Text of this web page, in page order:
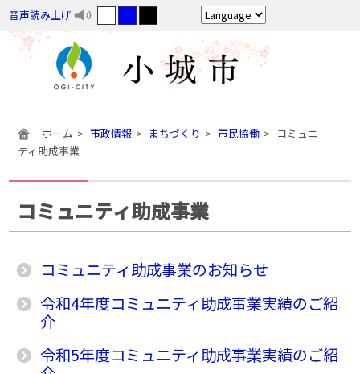
音声読み上げ
ホーム 市政情報 まちづくり 市民協働
コミュニ
ティ助成事業
コミュニティ助成事業
コミュニティ助成事業のお知らせ
令和4年度コミュニティ助成事業実績のご紹
介
令和5年度コミュニティ助成事業実績のご紹